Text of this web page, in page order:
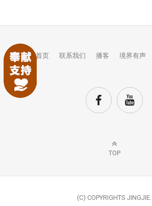
首页 联系我们 播客 境界有声
TOP
(C) COPYRIGHTS JINGJIE.